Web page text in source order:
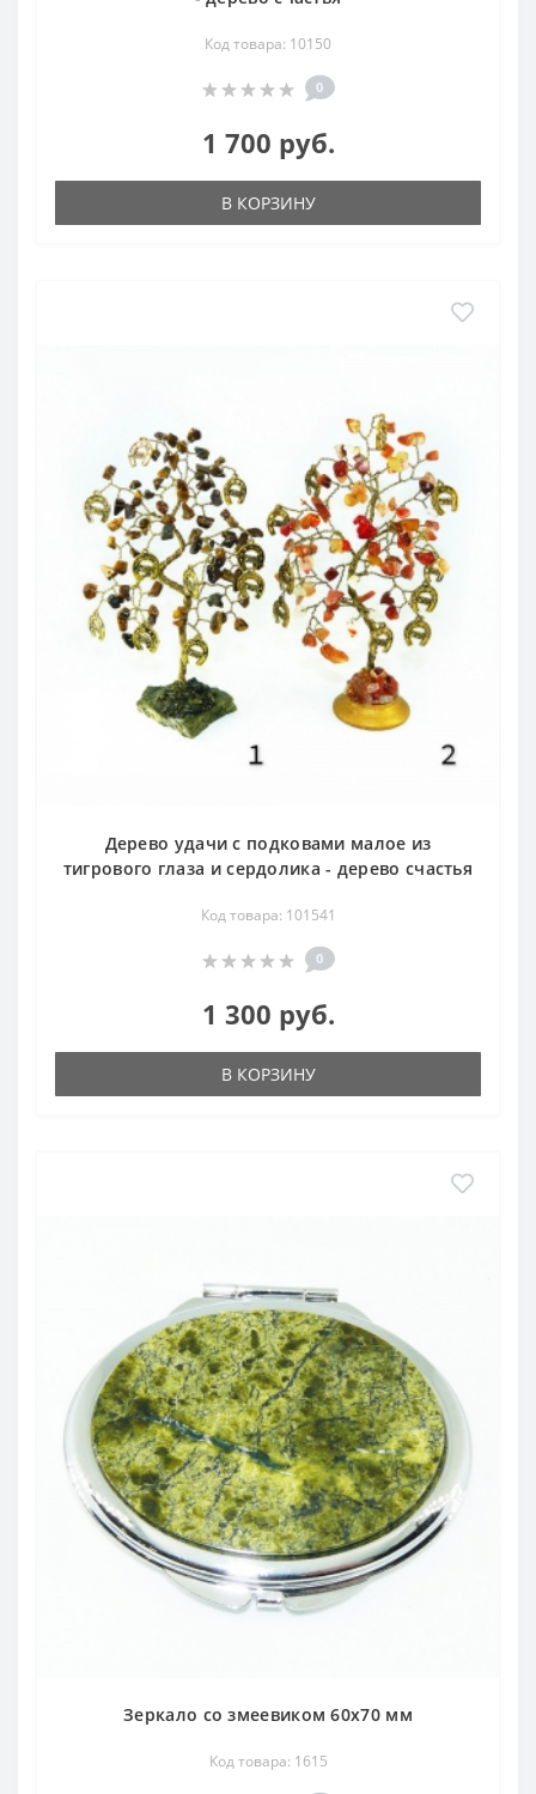
Код товара: 10150
0
1 700 руб.
В КОРЗИНУ
Дерево удачи с подковами малое из
тигрового глаза и сердолика - дерево счастья
Код товара: 101541
0
1 300 руб.
В КОРЗИНУ
Зеркало со змеевиком 60х70 мм
Код товара: 1615